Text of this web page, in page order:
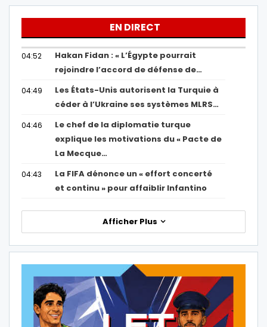
EN DIRECT
04:52
Hakan Fidan : « L’Égypte pourrait
rejoindre l’accord de défense de…
04:49
Les États-Unis autorisent la Turquie à
céder à l’Ukraine ses systèmes MLRS…
04:46
Le chef de la diplomatie turque
explique les motivations du « Pacte de
La Mecque…
04:43
La FIFA dénonce un « effort concerté
et continu » pour affaiblir Infantino
Afficher Plus